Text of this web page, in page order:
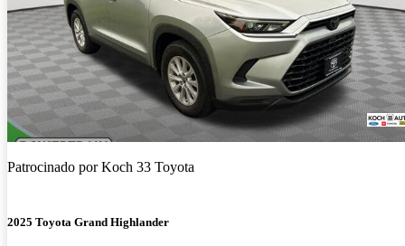
Patrocinado porKoch 33 Toyota
2025 Toyota Grand Highlander